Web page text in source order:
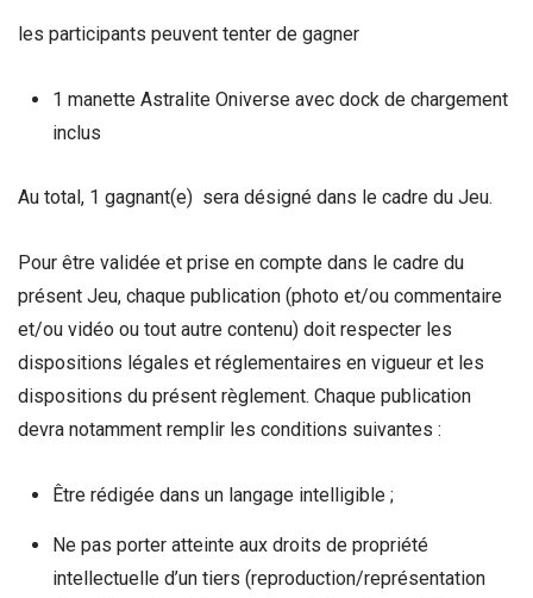
les participants peuvent tenter de gagner
1 manette Astralite Oniverse avec dock de chargement
inclus
Au total, 1 gagnant(e) sera désigné dans le cadre du Jeu.
Pour être validée et prise en compte dans le cadre du
présent Jeu, chaque publication (photo et/ou commentaire
et/ou vidéo ou tout autre contenu) doit respecter les
dispositions légales et réglementaires en vigueur et les
dispositions du présent règlement. Chaque publication
devra notamment remplir les conditions suivantes :
Être rédigée dans un langage intelligible ;
Ne pas porter atteinte aux droits de propriété
intellectuelle d’un tiers (reproduction/représentation